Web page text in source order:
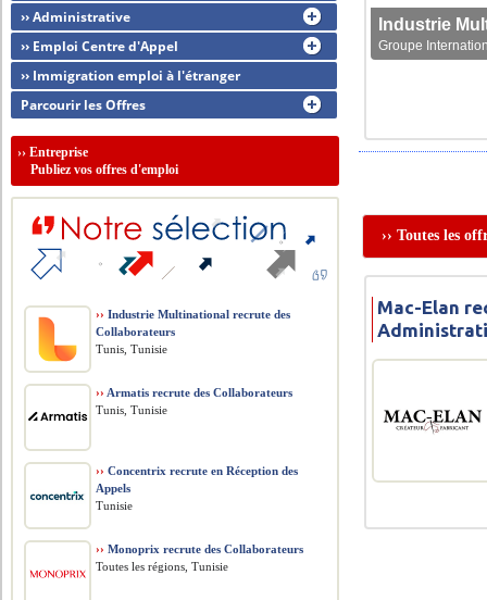
Groupe
›› Toutes les
Mac-Elan
›› Administrative
›› Emploi Centre d'Appel
›› Immigration emploi à l'étranger
Parcourir les Offres
››Entreprise
Publiez vos offres d'emploi
›› Industrie Multinational recrute des
Collaborateurs
Tunis, Tunisie
›› Armatis recrute des Collaborateurs
Tunis, Tunisie
›› Concentrix recrute en Réception des
Appels
Tunisie
›› Monoprix recrute des Collaborateurs
Toutes les régions, Tunisie